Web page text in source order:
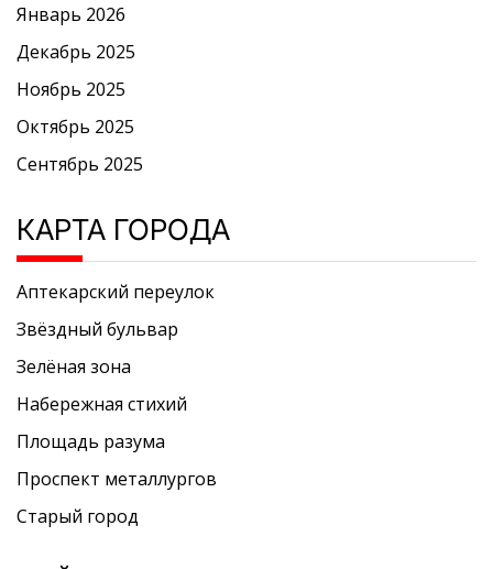
Январь 2026
Декабрь 2025
Ноябрь 2025
Октябрь 2025
Сентябрь 2025
КАРТА ГОРОДА
Аптекарский переулок
Звёздный бульвар
Зелёная зона
Набережная стихий
Площадь разума
Проспект металлургов
Старый город